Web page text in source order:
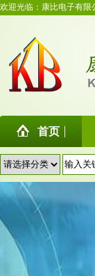
欢迎光临：康比电子有限
首页